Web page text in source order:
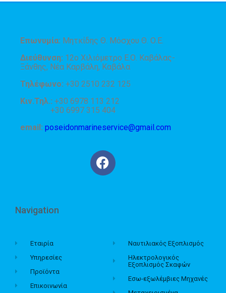
Επωνυμία: Μητκίδης Θ. Μόσχου Θ. Ο.Ε.
Διεύθυνση: 12ο Χιλιόμετρο Ε.Ο. Καβάλας-
Ξάνθης, Νέα Καρβάλη, Καβάλα
Τηλέφωνο: +30 2510 232 125
Κιν.Τηλ.: +30 6978 113 212
+30 6997 315 404
email: poseidonmarineservice@gmail.com
Navigation
Εταιρία
Υπηρεσίες
Προϊόντα
Επικοινωνία
Ναυτιλιακός Εξοπλισμός
Ηλεκτρολογικός
Εξοπλισμός Σκαφών
Εσω-εξωλέμβιες Μηχανές